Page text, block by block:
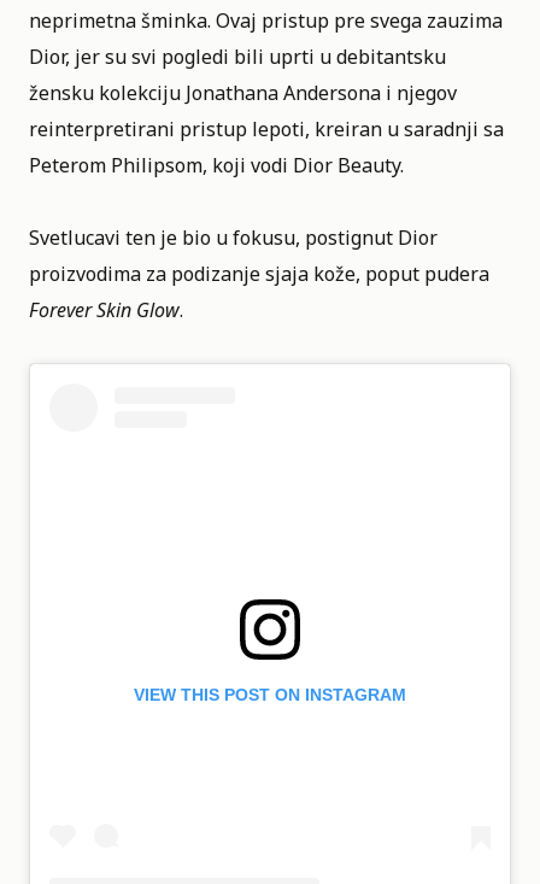
neprimetna šminka. Ovaj pristup pre svega zauzima
Dior, jer su svi pogledi bili uprti u debitantsku
žensku kolekciju Jonathana Andersona i njegov
reinterpretirani pristup lepoti, kreiran u saradnji sa
Peterom Philipsom, koji vodi Dior Beauty.
Svetlucavi ten je bio u fokusu, postignut Dior
proizvodima za podizanje sjaja kože, poput pudera
Forever Skin Glow.
VIEW THIS POST ON INSTAGRAM